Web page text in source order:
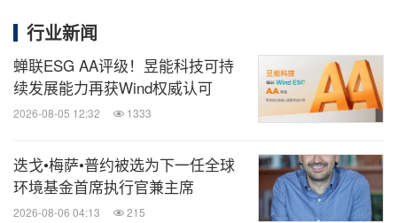
Kong）。
WSBE24的主题为“创新方向与合作：建构可持续城
市建筑环境”，来自全球的绿色建筑精英、政府官
员、专家学者和业界领袖于线上聚首一堂，出席为期
三天的会议，包括主题演讲、圆桌会议及论文研
讨。
行业新闻
蝉联ESG AA评级！昱能科技可持
续发展能力再获Wind权威认可
2026-08-05 12:32 1333
迭戈•梅萨•普约被选为下一任全球
环境基金首席执行官兼主席
2026-08-06 04:13 215